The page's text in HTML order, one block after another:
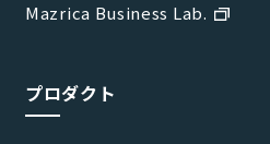
Mazrica Business Lab.
プロダクト